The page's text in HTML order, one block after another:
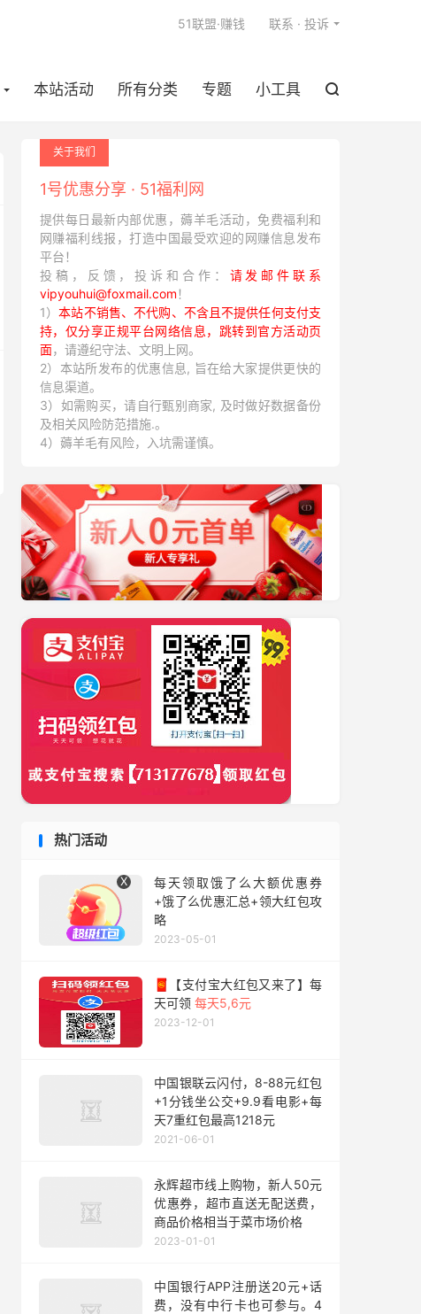
本站活动 所有分类 专题 小工具 
51联盟·赚钱 联系 · 投诉
关于我们
1号优惠分享 · 51福利网
提供每日最新内部优惠，薅羊毛活动，免费福利和
网赚福利线报，打造中国最受欢迎的网赚信息发布
平台！
投稿，反馈，投诉和合作： 请发邮件联系
vipyouhui@foxmail.com！
1）本站不销售、不代购、不含且不提供任何支付支
持，仅分享正规平台网络信息，跳转到官方活动页
面，请遵纪守法、文明上网。
2）本站所发布的优惠信息, 旨在给大家提供更快的
信息渠道。
3）如需购买，请自行甄别商家, 及时做好数据备份
及相关风险防范措施.。
4）薅羊毛有风险，入坑需谨慎。
热门活动
每天领取饿了么大额优惠券
+饿了么优惠汇总+领大红包攻
略
2023-05-01
🧧【支付宝大红包又来了】每
天可领 每天5,6元
2023-12-01
中国银联云闪付，8-88元红包
+1分钱坐公交+9.9看电影+每
天7重红包最高1218元
2021-06-01
永辉超市线上购物，新人50元
优惠券，超市直送无配送费，
商品价格相当于菜市场价格
2023-01-01
中国银行APP注册送20元+话
费，没有中行卡也可参与。4
X